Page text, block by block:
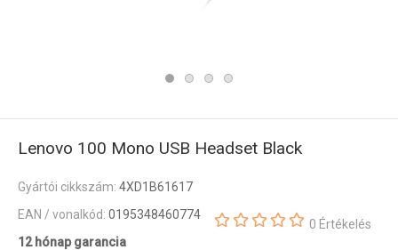
Lenovo 100 Mono USB Headset Black
Gyártói cikkszám: 4XD1B61617
EAN / vonalkód: 0195348460774
12 hónap garancia
0 Értékelés